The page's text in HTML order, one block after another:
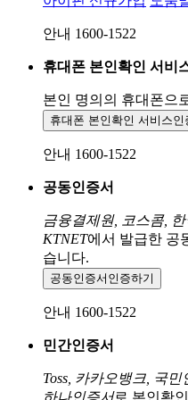
안내 1600-1522
휴대폰 본인확인 서비
본인 명의의 휴대폰으
휴대폰 본인확인 서비스인
안내 1600-1522
공동인증서
금융결제원, 코스콤,
KTNET에서 발급한 공
습니다.
공동인증서 인증하기
안내 1600-1522
민간인증서
Toss, 카카오뱅크, 국